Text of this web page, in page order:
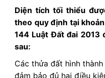
Diện tích tối thiểu
theo quy định tại
144 Luật Đất đai 2013
sau:
Các thửa đất hình
đảm bảo đủ hai điều